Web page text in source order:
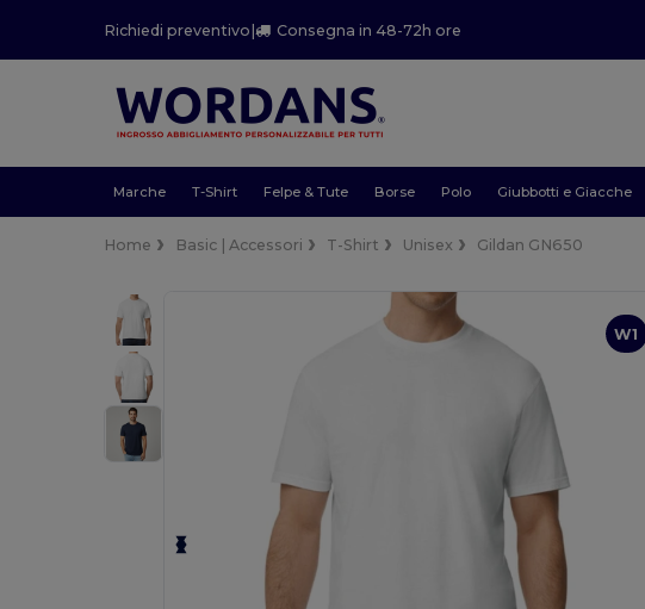
Richiedi preventivo| Consegna in 48-72h ore
Marche T-Shirt Felpe & Tute Borse Polo Giubbotti e Giacche
Home Basic | Accessori T-Shirt Unisex Gildan GN650
W1